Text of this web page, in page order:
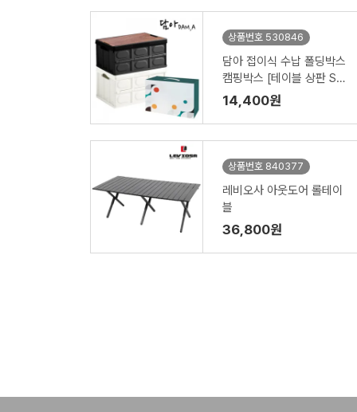
상품번호 530846
담아 접이식 수납 폴딩박스
캠핑박스 [테이블 상판 SE
T] (43*29*24cm/53*3
6*29cm)
14,400원
상품번호 840377
레비오사 아웃도어 롤테이
블
36,800원